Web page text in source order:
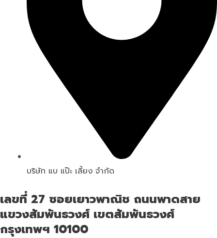
บริษัท แบ แป๊ะ เลี้ยง จำกัด
เลขที่ 27 ซอยเยาวพาณิช ถนนพาดสาย
แขวงสัมพันธวงศ์ เขตสัมพันธวงศ์
กรุงเทพฯ 10100